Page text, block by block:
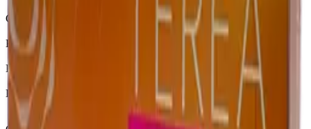
Страна
Япония
Крепость
Средний
Капсула
Нет
Вкусы
Табачный вкус, Ментол